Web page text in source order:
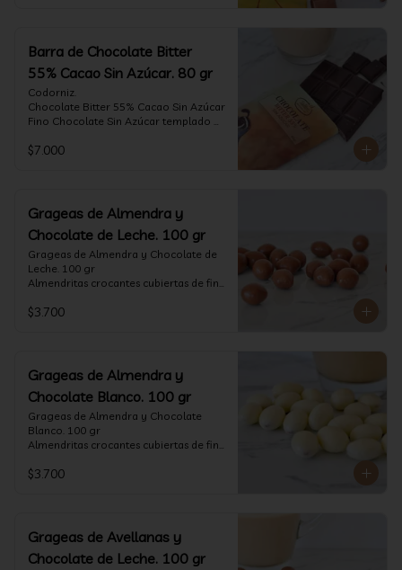
Barra de Chocolate Bitter
55% Cacao Sin Azúcar. 80 gr
Codorniz.
Chocolate Bitter 55% Cacao Sin Azúcar
Fino Chocolate Sin Azúcar templado
aterciopelado de frutas rojas y cacao
$7.000
Grageas de Almendra y
Chocolate de Leche. 100 gr
Grageas de Almendra y Chocolate de
Leche. 100 gr
Almendritas crocantes cubiertas de fino
Formato: Bolsa 100 gramos
$3.700
Grageas de Almendra y
Chocolate Blanco. 100 gr
Grageas de Almendra y Chocolate
Blanco. 100 gr
Almendritas crocantes cubiertas de fino
Formato: Bolsa 100 gramos
$3.700
Grageas de Avellanas y
Chocolate de Leche. 100 gr